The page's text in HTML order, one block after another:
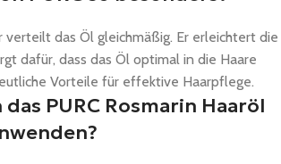
verteilt das Öl gleichmäßig. Er erleichtert die
dafür, dass das Öl optimal in die Haare
Vorteile für effektive Haarpflege.
PURC Rosmarin Haaröl